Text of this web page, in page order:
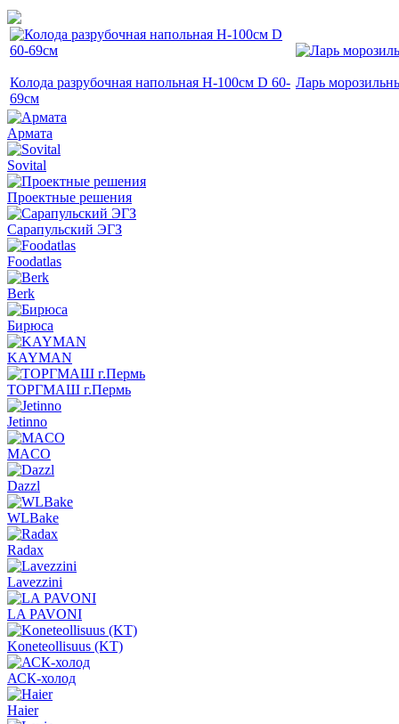
Колода разрубочная напольная H-100см D 60-
69см
Ларь
Армата
Sovital
Проектные решения
Сарапульский ЭГЗ
Foodatlas
Berk
Бирюса
KAYMAN
ТОРГМАШ г.Пермь
Jetinno
MACO
Dazzl
WLBake
Radax
Lavezzini
LA PAVONI
Koneteollisuus (KT)
АСК-холод
Haier